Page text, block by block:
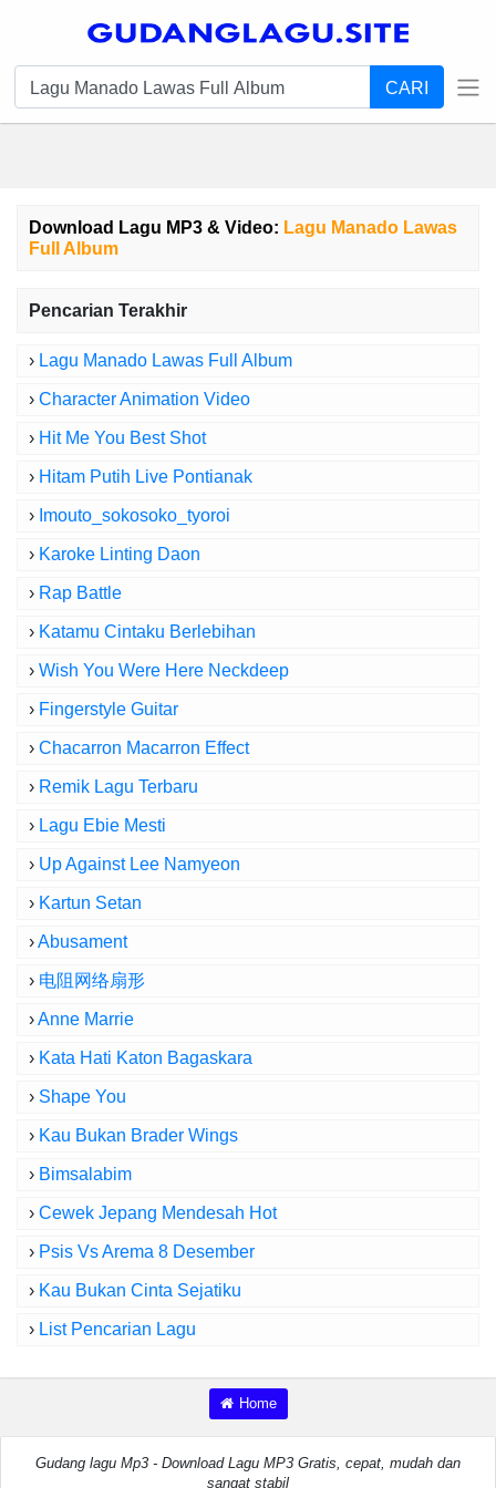
CARI
Download Lagu MP3 & Video: Lagu Manado Lawas
Full Album
Pencarian Terakhir
› Lagu Manado Lawas Full Album
› Character Animation Video
› Hit Me You Best Shot
› Hitam Putih Live Pontianak
› Imouto_sokosoko_tyoroi
› Karoke Linting Daon
› Rap Battle
› Katamu Cintaku Berlebihan
› Wish You Were Here Neckdeep
› Fingerstyle Guitar
› Chacarron Macarron Effect
› Remik Lagu Terbaru
› Lagu Ebie Mesti
› Up Against Lee Namyeon
› Kartun Setan
›Abusament
› 电阻网络扇形
›Anne Marrie
› Kata Hati Katon Bagaskara
› Shape You
› Kau Bukan Brader Wings
› Bimsalabim
› Cewek Jepang Mendesah Hot
› Psis Vs Arema 8 Desember
› Kau Bukan Cinta Sejatiku
› List Pencarian Lagu
Home
Gudang lagu Mp3 - Download Lagu MP3 Gratis, cepat, mudah dan
sangat stabil